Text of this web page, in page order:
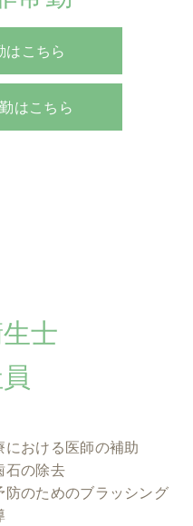
はこちら
はこちら
士
における医師の補助
石の除去
防のためのブラッシング